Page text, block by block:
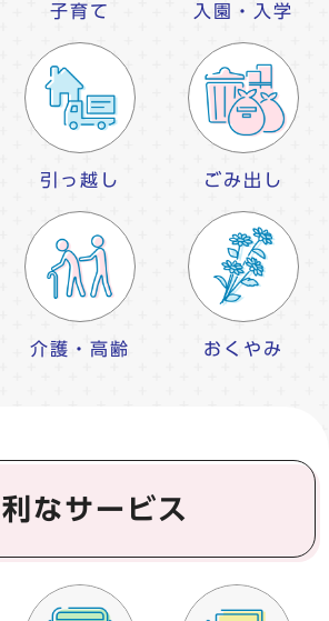
子育て 入園・入学
引っ越し ごみ出し
介護・高齢 おくやみ
なサービス